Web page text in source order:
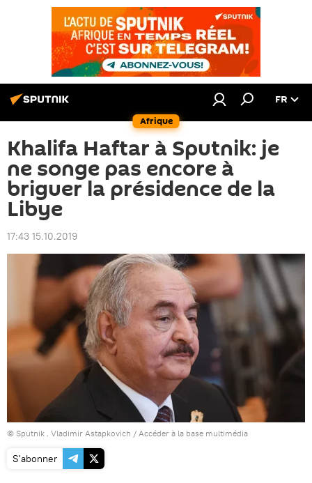
Afrique
FR
Khalifa Haftar à Sputnik: je
ne songe pas encore à
briguer la présidence de la
Libye
17:43 15.10.2019
© Sputnik . Vladimir Astapkovich / Accéder à la base multimédia
S'abonner